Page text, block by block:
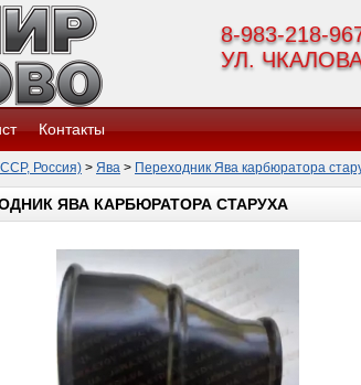
8-983-218-
УЛ.
Контакты
Россия) > Ява > Переходник Ява карбюратора
ЯВА КАРБЮРАТОРА СТАРУХА